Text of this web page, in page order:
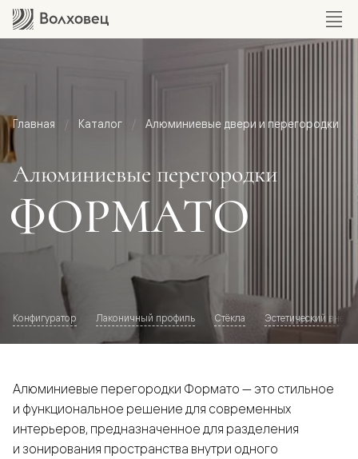
Главная Каталог Алюминиевые двери и перегородки
Алюминиевые перегородки
ФОРМАТО
Конфигуратор Лаконичный профиль Стёкла Эстетический
Алюминиевые перегородки Формато — это стильное
и функциональное решение для современных
интерьеров, предназначенное для разделения
и зонирования пространства внутри одного